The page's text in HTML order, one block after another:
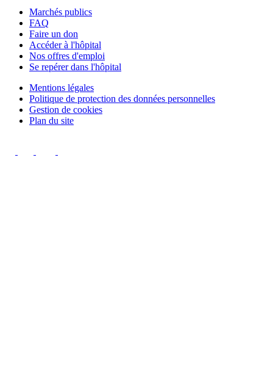
Marchés publics
FAQ
Faire un don
Accéder à l'hôpital
Nos offres d'emploi
Se repérer dans l'hôpital
Mentions légales
Politique de protection des données personnelles
Gestion de cookies
Plan du site